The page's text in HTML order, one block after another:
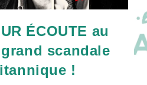
ÉCOUTE au
scandale
!